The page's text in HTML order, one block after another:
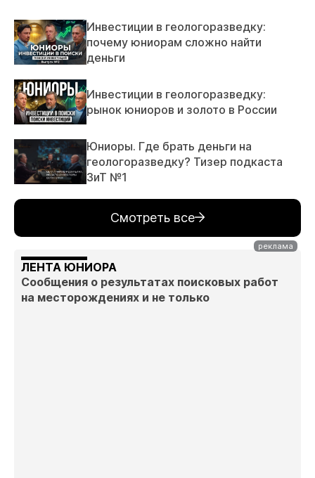
Инвестиции в геологоразведку:
почему юниорам сложно найти
деньги
Инвестиции в геологоразведку:
рынок юниоров и золото в России
Юниоры. Где брать деньги на
геологоразведку? Тизер подкаста
ЗиТ №1
Смотреть все
ЛЕНТА ЮНИОРА
Сообщения о результатах поисковых работ
на месторождениях и не только